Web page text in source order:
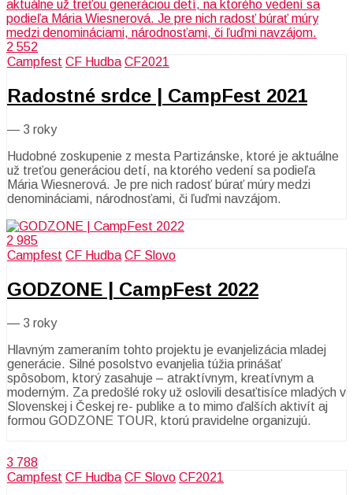
2 552
Campfest CF Hudba CF2021
Radostné srdce | CampFest 2021
— 3 roky
Hudobné zoskupenie z mesta Partizánske, ktoré je aktuálne
už treťou generáciou detí, na ktorého vedení sa podieľa
Mária Wiesnerová. Je pre nich radosť búrať múry medzi
denomináciami, národnosťami, či ľuďmi navzájom.
2 985
Campfest CF Hudba CF Slovo
GODZONE | CampFest 2022
— 3 roky
Hlavným zameraním tohto projektu je evanjelizácia mladej
generácie. Silné posolstvo evanjelia túžia prinášať
spôsobom, ktorý zasahuje – atraktívnym, kreatívnym a
moderným. Za predošlé roky už oslovili desaťtisíce mladých v
Slovenskej i Českej re- publike a to mimo ďalších aktivít aj
formou GODZONE TOUR, ktorú pravidelne organizujú.
3 788
Campfest CF Hudba CF Slovo CF2021